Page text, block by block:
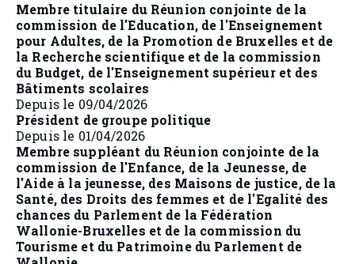
Membre titulaire du Réunion conjointe de la
commission de l'Education, de l'Enseignement
pour Adultes, de la Promotion de Bruxelles et de
la Recherche scientifique et de la commission
du Budget, de l'Enseignement supérieur et des
Bâtiments scolaires
Depuis le 09/04/2026
Président de groupe politique
Depuis le 01/04/2026
Membre suppléant du Réunion conjointe de la
commission de l'Enfance, de la Jeunesse, de
l'Aide à la jeunesse, des Maisons de justice, de la
Santé, des Droits des femmes et de l'Egalité des
chances du Parlement de la Fédération
Wallonie-Bruxelles et de la commission du
Tourisme et du Patrimoine du Parlement de